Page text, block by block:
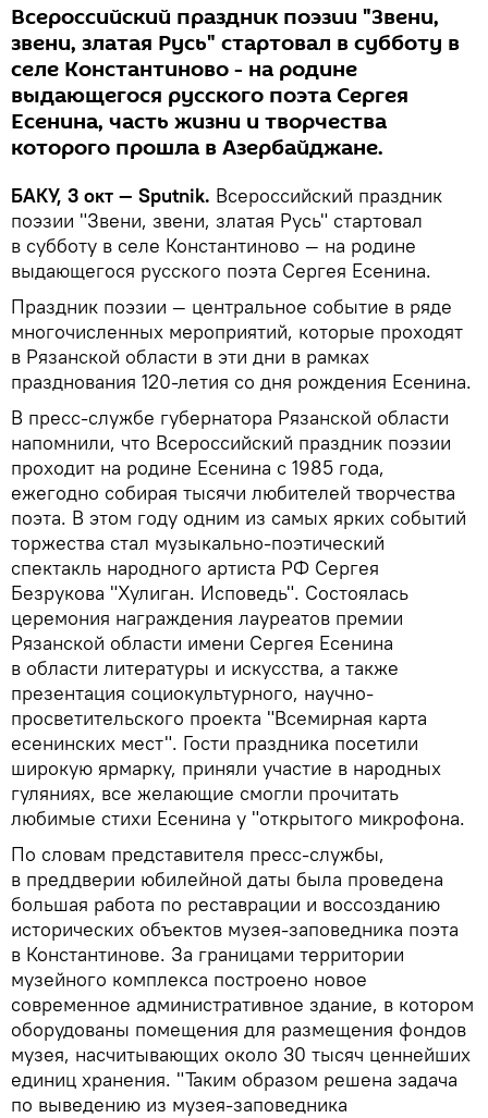
Всероссийский праздник поэзии "Звени,
звени, златая Русь" стартовал в субботу в
селе Константиново - на родине
выдающегося русского поэта Сергея
Есенина, часть жизни и творчества
которого прошла в Азербайджане.
БАКУ, 3 окт — Sputnik. Всероссийский праздник
поэзии "Звени, звени, златая Русь" стартовал
в субботу в селе Константиново — на родине
выдающегося русского поэта Сергея Есенина.
Праздник поэзии — центральное событие в ряде
многочисленных мероприятий, которые проходят
в Рязанской области в эти дни в рамках
празднования 120-летия со дня рождения Есенина.
В пресс-службе губернатора Рязанской области
напомнили, что Всероссийский праздник поэзии
проходит на родине Есенина с 1985 года,
ежегодно собирая тысячи любителей творчества
поэта. В этом году одним из самых ярких событий
торжества стал музыкально-поэтический
спектакль народного артиста РФ Сергея
Безрукова "Хулиган. Исповедь". Состоялась
церемония награждения лауреатов премии
Рязанской области имени Сергея Есенина
в области литературы и искусства, а также
презентация социокультурного, научно-
просветительского проекта "Всемирная карта
есенинских мест". Гости праздника посетили
широкую ярмарку, приняли участие в народных
гуляниях, все желающие смогли прочитать
любимые стихи Есенина у "открытого микрофона.
По словам представителя пресс-службы,
в преддверии юбилейной даты была проведена
большая работа по реставрации и воссозданию
исторических объектов музея-заповедника поэта
в Константинове. За границами территории
музейного комплекса построено новое
современное административное здание, в котором
оборудованы помещения для размещения фондов
музея, насчитывающих около 30 тысяч ценнейших
единиц хранения. "Таким образом решена задача
по выведению из музея-заповедника